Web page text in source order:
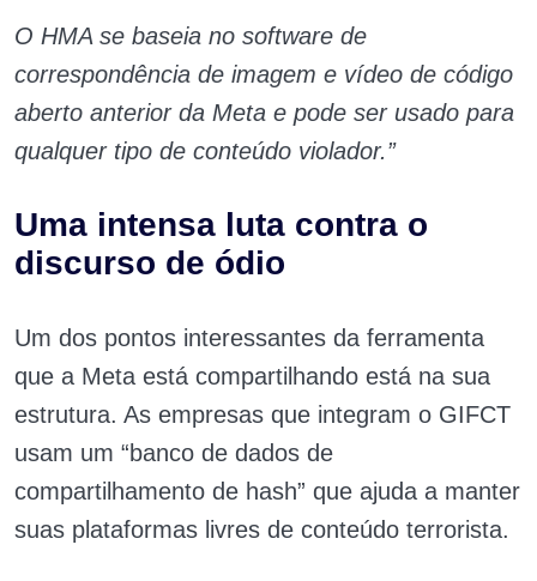
O HMA se baseia no software de
correspondência de imagem e vídeo de código
aberto anterior da Meta e pode ser usado para
qualquer tipo de conteúdo violador.”
Uma intensa luta contra o
discurso de ódio
Um dos pontos interessantes da ferramenta
que a Meta está compartilhando está na sua
estrutura. As empresas que integram o GIFCT
usam um “banco de dados de
compartilhamento de hash” que ajuda a manter
suas plataformas livres de conteúdo terrorista.